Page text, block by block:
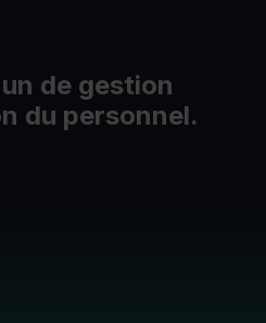
de gestion
du personnel.